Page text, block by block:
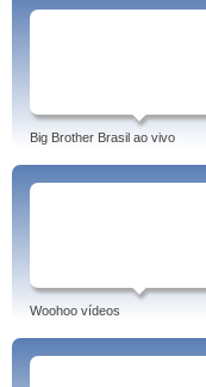
Big Brother Brasil ao vivo
Woohoo vídeos